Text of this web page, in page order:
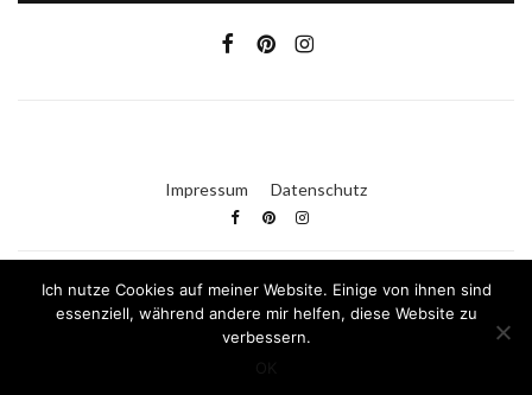
Impressum Datenschutz
Kleid & Kuchen
Ich nutze Cookies auf meiner Website. Einige von ihnen sind
essenziell, während andere mir helfen, diese Website zu
verbessern.